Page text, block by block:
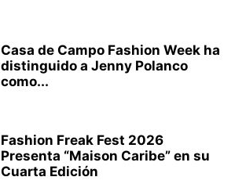
Casa de Campo Fashion Week ha
distinguido a Jenny Polanco
como...
Fashion Freak Fest 2026
Presenta “Maison Caribe” en su
Cuarta Edición